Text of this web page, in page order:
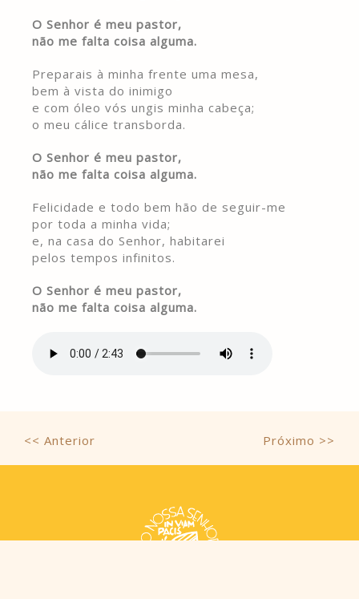
O Senhor é meu pastor,
não me falta coisa alguma.
Preparais à minha frente uma mesa,
bem à vista do inimigo
e com óleo vós ungis minha cabeça;
o meu cálice transborda.
O Senhor é meu pastor,
não me falta coisa alguma.
Felicidade e todo bem hão de seguir-me
por toda a minha vida;
e, na casa do Senhor, habitarei
pelos tempos infinitos.
O Senhor é meu pastor,
não me falta coisa alguma.
<< Anterior Próximo >>